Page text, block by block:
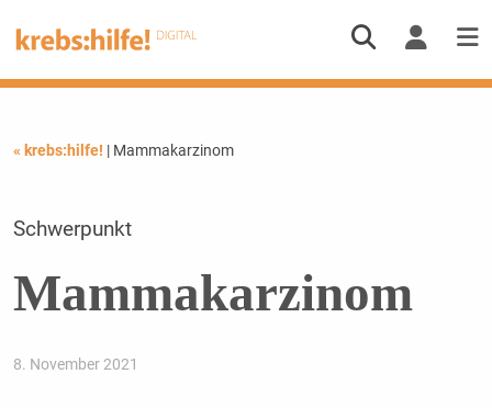
« krebs:hilfe! | Mammakarzinom
Schwerpunkt
Mammakarzinom
8. November 2021